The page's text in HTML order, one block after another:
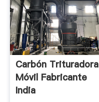
Carbón Trituradora
Móvil Fabricante
India